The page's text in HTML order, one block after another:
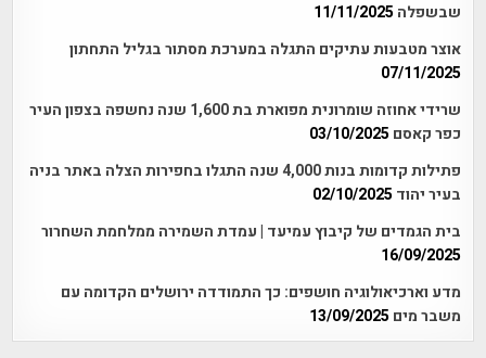
שבשפלה 11/11/2025
אוצר מטבעות עתיקים התגלה במערכת מסתור בגליל התחתון
07/11/2025
שרידי אחוזה שומרונית מפוארת בת 1,600 שנה נחשפה בצפון העיר
כפר קאסם 03/10/2025
פתילות קדומות בנות 4,000 שנה התגלו בחפירות הצלה באתר בניה
בעיר יהוד 02/10/2025
בית הגמדים של קיבוץ עמיעד | עמדת השמירה ממלחמת השחרור
16/09/2025
מדע וארכיאולוגיה חושפים: כך התמודדה ירושלים הקדומה עם
משבר מים 13/09/2025